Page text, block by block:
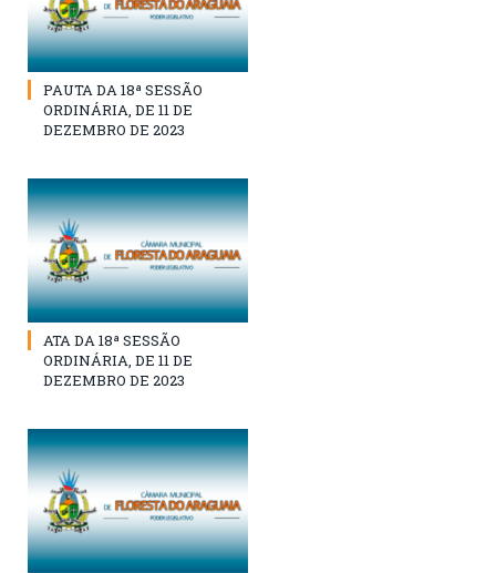
PAUTA DA 18ª SESSÃO
ORDINÁRIA, DE 11 DE
DEZEMBRO DE 2023
ATA DA 18ª SESSÃO
ORDINÁRIA, DE 11 DE
DEZEMBRO DE 2023